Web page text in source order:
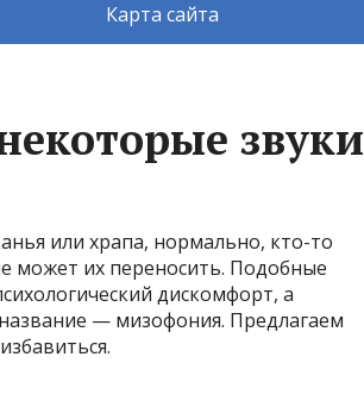
Карта сайта
звуки
или храпа, нормально, кто-то
может их переносить. Подобные
дискомфорт, а
— мизофония. Предлагаем